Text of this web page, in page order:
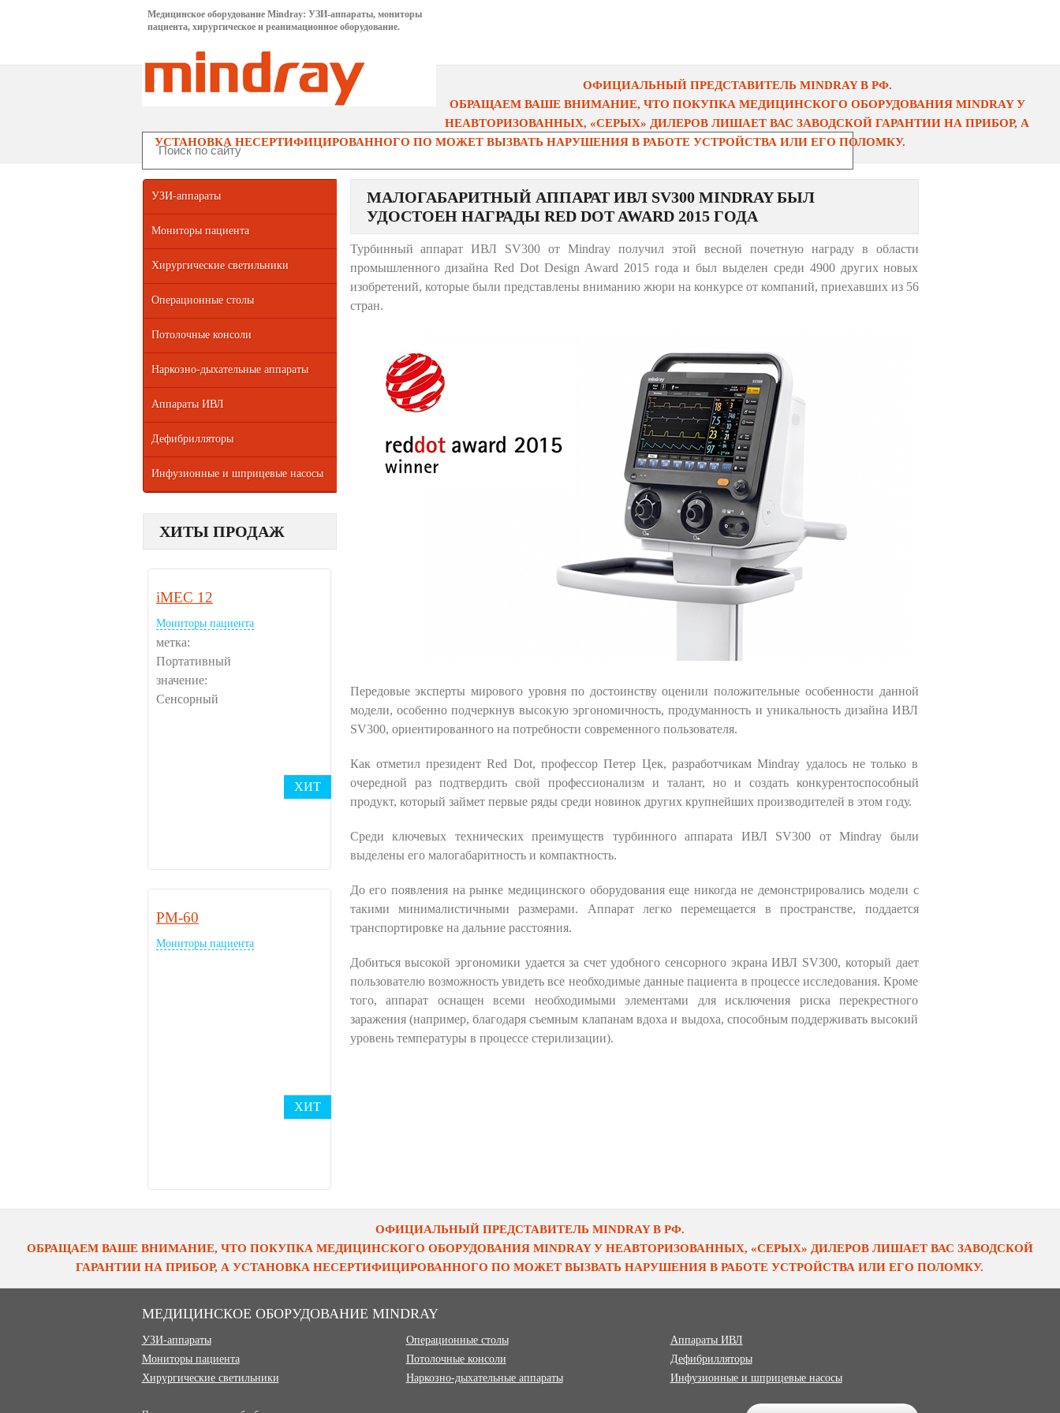
Медицинское оборудование Mindray: УЗИ-аппараты, мониторы
пациента, хирургическое и реанимационное оборудование.
ОФИЦИАЛЬНЫЙ ПРЕДСТАВИТЕЛЬ MINDRAY В РФ.
ОБРАЩАЕМ ВАШЕ ВНИМАНИЕ, ЧТО ПОКУПКА МЕДИЦИНСКОГО ОБОРУДОВАНИЯ MINDRAY У
НЕАВТОРИЗОВАННЫХ, «СЕРЫХ» ДИЛЕРОВ ЛИШАЕТ ВАС ЗАВОДСКОЙ ГАРАНТИИ НА ПРИБОР, А
УСТАНОВКА НЕСЕРТИФИЦИРОВАННОГО ПО МОЖЕТ ВЫЗВАТЬ НАРУШЕНИЯ В РАБОТЕ УСТРОЙСТВА ИЛИ ЕГО ПОЛОМКУ.
УЗИ-аппараты
Мониторы пациента
Хирургические светильники
Операционные столы
Потолочные консоли
Наркозно-дыхательные аппараты
Аппараты ИВЛ
Дефибрилляторы
Инфузионные и шприцевые насосы
ХИТЫ ПРОДАЖ
iMEC 12
ХИТ
Мониторы пациента
метка:
Портативный
значение:
Сенсорный
PM-60
ХИТ
Мониторы пациента
МАЛОГАБАРИТНЫЙ АППАРАТ ИВЛ SV300 MINDRAY БЫЛ
УДОСТОЕН НАГРАДЫ RED DOT AWARD 2015 ГОДА
Турбинный аппарат ИВЛ SV300 от Mindray получил этой весной почетную награду в области
промышленного дизайна Red Dot Design Award 2015 года и был выделен среди 4900 других новых
изобретений, которые были представлены вниманию жюри на конкурсе от компаний, приехавших из 56
стран.
Передовые эксперты мирового уровня по достоинству оценили положительные особенности данной
модели, особенно подчеркнув высокую эргономичность, продуманность и уникальность дизайна ИВЛ
SV300, ориентированного на потребности современного пользователя.
Как отметил президент Red Dot, профессор Петер Цек, разработчикам Mindray удалось не только в
очередной раз подтвердить свой профессионализм и талант, но и создать конкурентоспособный
продукт, который займет первые ряды среди новинок других крупнейших производителей в этом году.
Среди ключевых технических преимуществ турбинного аппарата ИВЛ SV300 от Mindray были
выделены его малогабаритность и компактность.
До его появления на рынке медицинского оборудования еще никогда не демонстрировались модели с
такими минималистичными размерами. Аппарат легко перемещается в пространстве, поддается
транспортировке на дальние расстояния.
Добиться высокой эргономики удается за счет удобного сенсорного экрана ИВЛ SV300, который дает
пользователю возможность увидеть все необходимые данные пациента в процессе исследования. Кроме
того, аппарат оснащен всеми необходимыми элементами для исключения риска перекрестного
заражения (например, благодаря съемным клапанам вдоха и выдоха, способным поддерживать высокий
уровень температуры в процессе стерилизации).
ОФИЦИАЛЬНЫЙ ПРЕДСТАВИТЕЛЬ MINDRAY В РФ.
ОБРАЩАЕМ ВАШЕ ВНИМАНИЕ, ЧТО ПОКУПКА МЕДИЦИНСКОГО ОБОРУДОВАНИЯ MINDRAY У НЕАВТОРИЗОВАННЫХ, «СЕРЫХ» ДИЛЕРОВ ЛИШАЕТ ВАС ЗАВОДСКОЙ
ГАРАНТИИ НА ПРИБОР, А УСТАНОВКА НЕСЕРТИФИЦИРОВАННОГО ПО МОЖЕТ ВЫЗВАТЬ НАРУШЕНИЯ В РАБОТЕ УСТРОЙСТВА ИЛИ ЕГО ПОЛОМКУ.
МЕДИЦИНСКОЕ ОБОРУДОВАНИЕ MINDRAY
УЗИ-аппараты
Мониторы пациента
Хирургические светильники
Операционные столы
Потолочные консоли
Наркозно-дыхательные аппараты
Аппараты ИВЛ
Дефибрилляторы
Инфузионные и шприцевые насосы